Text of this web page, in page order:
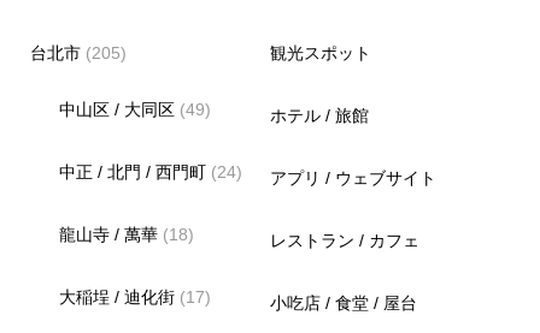
台北市(205)
中山区 / 大同区 (49)
中正 / 北門 / 西門町 (24)
龍山寺 / 萬華 (18)
大稲埕 / 迪化街 (17)
観光スポット
ホテル / 旅館
アプリ / ウェブサイト
レストラン / カフェ
小吃店 / 食堂 / 屋台